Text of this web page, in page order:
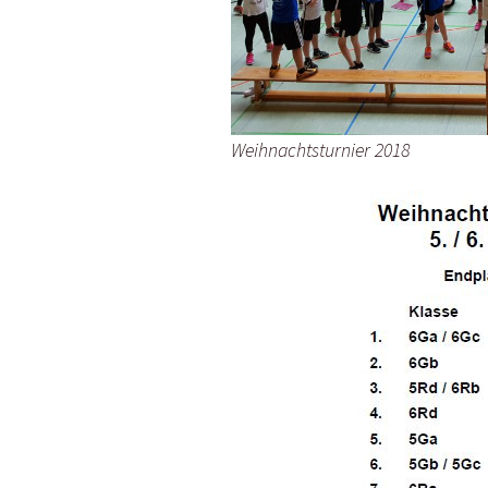
AGs
Weihnachtsturnier 2018